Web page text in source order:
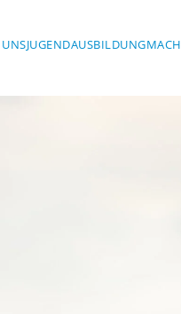
UNSJUGENDAUSBILDUNG